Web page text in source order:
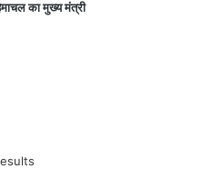
का मुख्य मंत्री